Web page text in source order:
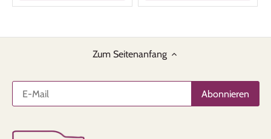
Zum Seitenanfang